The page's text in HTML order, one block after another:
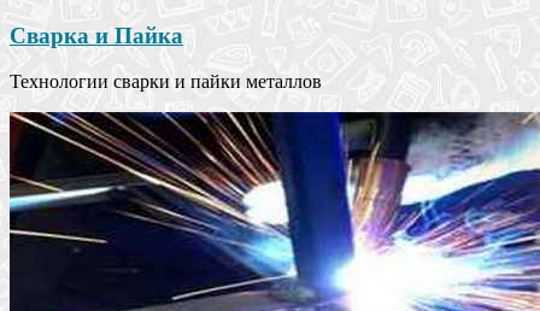
Сварка и Пайка
Технологии сварки и пайки металлов